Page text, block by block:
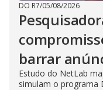
DO R7/05/08/2026
barrar
Estudo do NetLab
simulam o programa